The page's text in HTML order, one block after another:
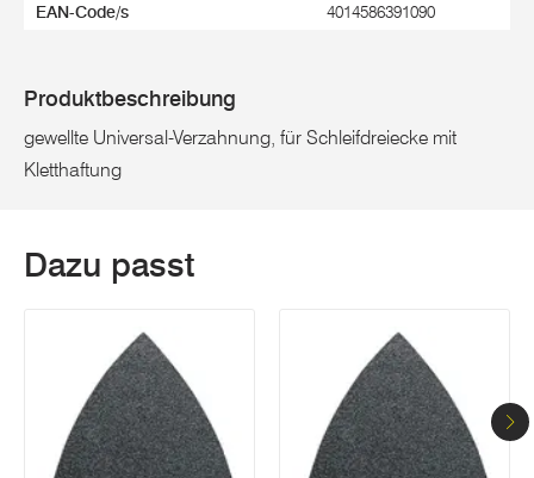
EAN-Code/s 4014586391090
Produktbeschreibung
gewellte Universal-Verzahnung, für Schleifdreiecke mit
Kletthaftung
Dazu passt